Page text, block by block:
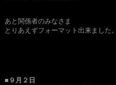
あと関係者のみなさま
とりあえずフォーマット出来ました
■９月２日